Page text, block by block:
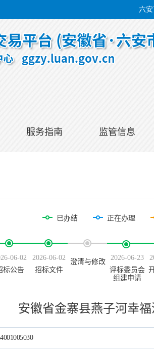
六
服务指南 监管信息
已办结 正在办理
06-02
标公告
2026-06-02
招标文件
澄清与修改
2026-06-23
评标委员会
组建申请
安徽省金寨县燕子河幸